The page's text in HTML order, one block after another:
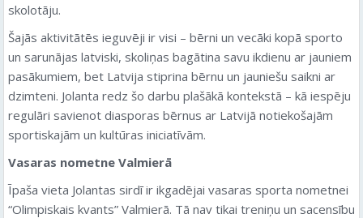
skolotāju.
Šajās aktivitātēs ieguvēji ir visi – bērni un vecāki kopā sporto
un sarunājas latviski, skoliņas bagātina savu ikdienu ar jauniem
pasākumiem, bet Latvija stiprina bērnu un jauniešu saikni ar
dzimteni. Jolanta redz šo darbu plašākā kontekstā – kā iespēju
regulāri savienot diasporas bērnus ar Latvijā notiekošajām
sportiskajām un kultūras iniciatīvām.
Vasaras nometne Valmierā
Īpaša vieta Jolantas sirdī ir ikgadējai vasaras sporta nometnei
“Olimpiskais kvants” Valmierā. Tā nav tikai treniņu un sacensību